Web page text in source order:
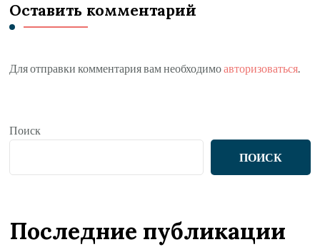
Оставить комментарий
Для отправки комментария вам необходимоавторизоваться.
Поиск
ПОИСК
Последние публикации